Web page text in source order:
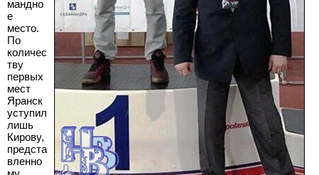
мандно
е
место.
По
количес
тву
первых
мест
Яранск
уступил
лишь
Кирову,
предста
вленно